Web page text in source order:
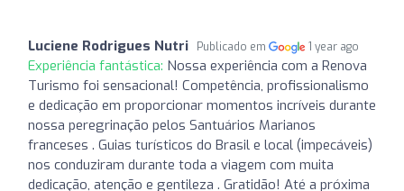
Luciene Rodrigues Nutri Publicado em 1 year ago
Experiência fantástica: Nossa experiência com a Renova
Turismo foi sensacional! Competência, profissionalismo
e dedicação em proporcionar momentos incríveis durante
nossa peregrinação pelos Santuários Marianos
franceses . Guias turísticos do Brasil e local (impecáveis)
nos conduziram durante toda a viagem com muita
dedicação, atenção e gentileza . Gratidão! Até a próxima